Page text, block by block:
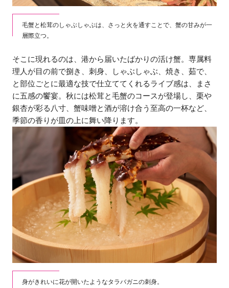
毛蟹と松茸のしゃぶしゃぶは、さっと火を通すことで、蟹の甘みが一
層際立つ。
そこに現れるのは、港から届いたばかりの活け蟹。専属料
理人が目の前で捌き、刺身、しゃぶしゃぶ、焼き、茹で、
と部位ごとに最適な技で仕立ててくれるライブ感は、まさ
に五感の饗宴。秋には松茸と毛蟹のコースが登場し、栗や
銀杏が彩る八寸、蟹味噌と酒が溶け合う至高の一杯など、
季節の香りが皿の上に舞い降ります。
身がきれいに花が開いたようなタラバガニの刺身。